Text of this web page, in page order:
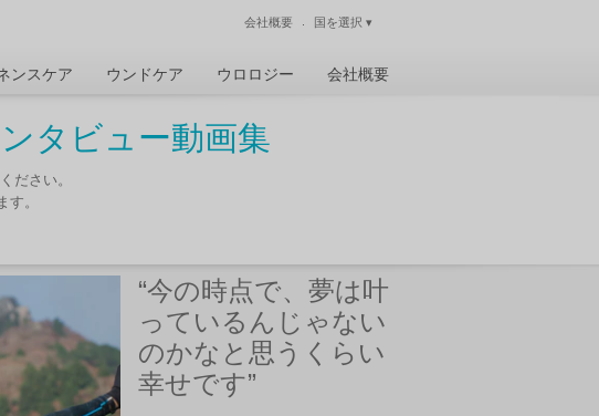
閉じる
会社概要 国を選択 ▾
ンスケア ウンドケア ウロロジー 会社概要
タビュー動画集
ださい。
。
“今の時点で、夢は叶
っているんじゃない
のかなと思うくらい
幸せです”